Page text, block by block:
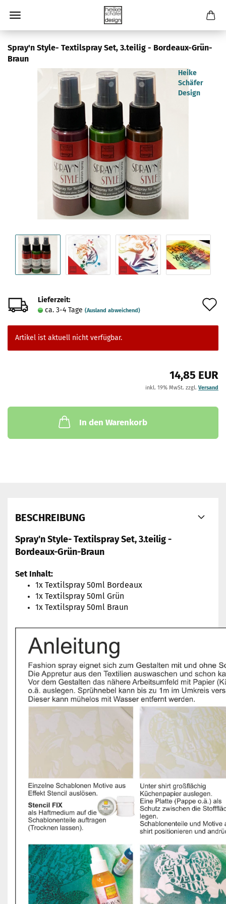
Spray'n Style- Textilspray Set, 3.teilig - Bordeaux-Grün-
Braun
Heike
Schäfer
Design
Lieferzeit:
ca. 3-4 Tage (Ausland abweichend)
Artikel ist aktuell nicht verfügbar.
14,85 EUR
inkl. 19% MwSt. zzgl. Versand
In den Warenkorb
BESCHREIBUNG
Spray'n Style- Textilspray Set, 3.teilig -
Bordeaux-Grün-Braun
Set Inhalt:
1x Textilspray 50ml Bordeaux
1x Textilspray 50ml Grün
1x Textilspray 50ml Braun